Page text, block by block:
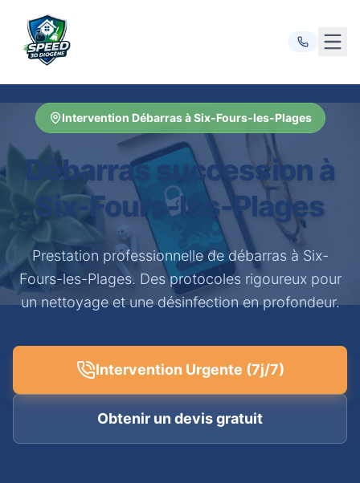
Intervention Débarras à Six-Fours-les-Plages
Débarras succession à
Six-Fours-les-Plages
Prestation professionnelle de débarras à Six-
Fours-les-Plages. Des protocoles rigoureux pour
un nettoyage et une désinfection en profondeur.
Intervention Urgente (7j/7)
Obtenir un devis gratuit